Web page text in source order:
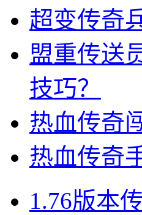
超变传奇
盟重传送
技巧？
热血传奇
热血传奇
1.76版本